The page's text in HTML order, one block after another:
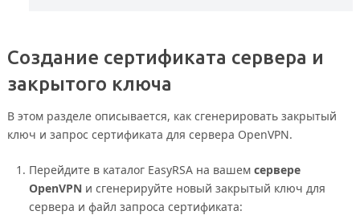
Создание сертификата сервера и
закрытого ключа
В этом разделе описывается, как сгенерировать закрытый
ключ и запрос сертификата для сервера OpenVPN.
Перейдите в каталог EasyRSA на вашем сервере
OpenVPN и сгенерируйте новый закрытый ключ для
сервера и файл запроса сертификата: